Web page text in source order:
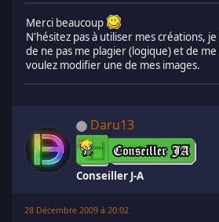
Merci beaucoup
N'hésitez pas à utiliser mes créations,
de ne pas me plagier (logique) et de
voulez modifier une de mes images.
Daru13
Conseiller J-A
28 Décembre 2009 à 20:02